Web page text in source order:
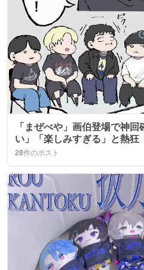
「まぜべや」画伯登場で神
い」「楽しみすぎる」と熱狂
28件のポスト